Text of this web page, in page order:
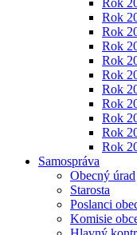
Rok
Rok
Rok
Rok
Rok
Rok
Rok
Rok
Rok
Rok
Rok
Samospráva
Obecný úrad
Starosta
Poslanci
Komisie